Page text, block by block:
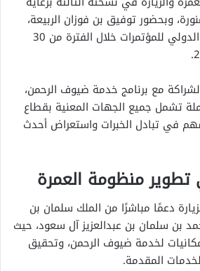
وبحضور توفيق بن فوزان الربيعة،
في مركز الملك سلمان الدولي للمؤتمرات خلال الفترة من 30
مع برنامج خدمة ضيوف الرحمن،
تشمل جميع الجهات المعنية بقطاع
في تبادل الخبرات واستعراض أحدث
تطوير منظومة العمرة
دعمًا مباشرًا من الملك سلمان بن
بن سلمان بن عبدالعزيز آل سعود، حيث
لخدمة ضيوف الرحمن، وتحقيق
المقدمة.